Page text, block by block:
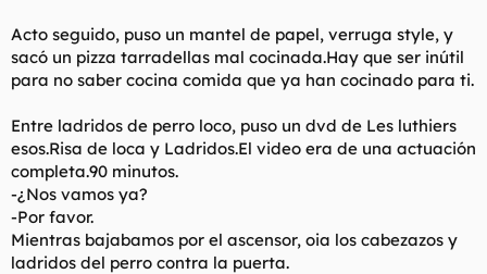
Acto seguido, puso un mantel de papel, verruga style, y
sacó un pizza tarradellas mal cocinada.Hay que ser inútil
para no saber cocina comida que ya han cocinado para ti.
Entre ladridos de perro loco, puso un dvd de Les luthiers
esos.Risa de loca y Ladridos.El video era de una actuación
completa.90 minutos.
-¿Nos vamos ya?
-Por favor.
Mientras bajabamos por el ascensor, oia los cabezazos y
ladridos del perro contra la puerta.